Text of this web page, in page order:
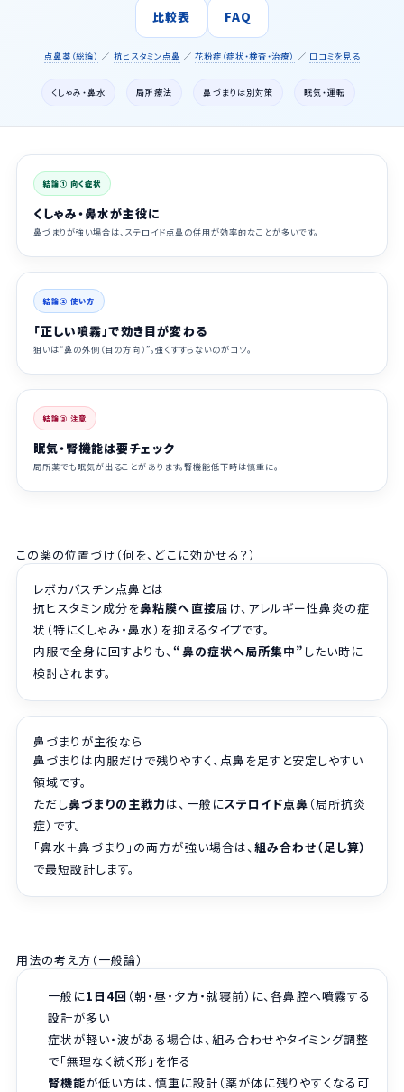
比較表 FAQ
点鼻薬（総論） ／ 抗ヒスタミン点鼻 ／ 花粉症（症状・検査・治療） ／ 口コミを見る
くしゃみ・鼻水 局所療法 鼻づまりは別対策 眠気・運転
結論① 向く症状
くしゃみ・鼻水が主役に
鼻づまりが強い場合は、ステロイド点鼻の併用が効率的なことが多いです。
結論② 使い方
「正しい噴霧」で効き目が変わる
狙いは“鼻の外側（目の方向）”。強くすすらないのがコツ。
結論③ 注意
眠気・腎機能は要チェック
局所薬でも眠気が出ることがあります。腎機能低下時は慎重に。
この薬の位置づけ（何を、どこに効かせる？）
レボカバスチン点鼻とは
抗ヒスタミン成分を鼻粘膜へ直接届け、アレルギー性鼻炎の症
状（特にくしゃみ・鼻水）を抑えるタイプです。
内服で全身に回すよりも、“鼻の症状へ局所集中” したい時に
検討されます。
鼻づまりが主役なら
鼻づまりは内服だけで残りやすく、点鼻を足すと安定しやすい
領域です。
ただし鼻づまりの主戦力は、一般にステロイド点鼻 （局所抗炎
症）です。
「鼻水＋鼻づまり」の両方が強い場合は、組み合わせ（足し算）
で最短設計します。
用法の考え方（一般論）
一般に1日4回 （朝・昼・夕方・就寝前）に、各鼻腔へ噴霧する
設計が多い
症状が軽い・波がある場合は、組み合わせやタイミング調整
で「無理なく続く形」を作る
腎機能が低い方は、慎重に設計（薬が体に残りやすくなる可